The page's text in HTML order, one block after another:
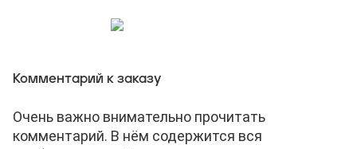
Комментарий к заказу
Очень важно внимательно прочитать
комментарий. В нём содержится вся